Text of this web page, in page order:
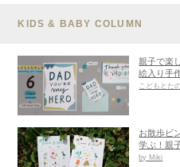
KIDS & BABY COLUMN
親子で楽
絵入り手
こどもとた
お散歩ビ
学ぶ！親
by Miki